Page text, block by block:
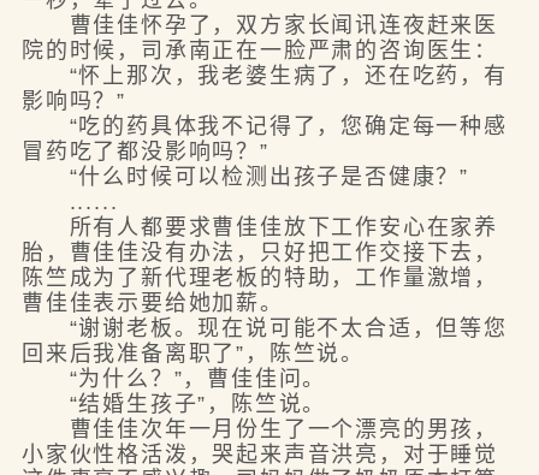
曹佳佳怀孕了，双方家长闻讯连夜赶来医
院的时候，司承南正在一脸严肃的咨询医生：
“怀上那次，我老婆生病了，还在吃药，有
影响吗？”
“吃的药具体我不记得了，您确定每一种感
冒药吃了都没影响吗？”
“什么时候可以检测出孩子是否健康？”
......
所有人都要求曹佳佳放下工作安心在家养
胎，曹佳佳没有办法，只好把工作交接下去，
陈竺成为了新代理老板的特助，工作量激增，
曹佳佳表示要给她加薪。
“谢谢老板。现在说可能不太合适，但等您
回来后我准备离职了”，陈竺说。
“为什么？”，曹佳佳问。
“结婚生孩子”，陈竺说。
曹佳佳次年一月份生了一个漂亮的男孩，
小家伙性格活泼，哭起来声音洪亮，对于睡觉